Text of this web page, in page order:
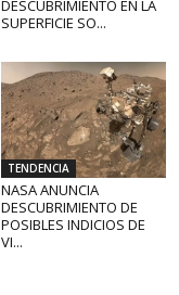
DESCUBRIMIENTO EN LA
SUPERFICIE SO...
TENDENCIA
NASA ANUNCIA
DESCUBRIMIENTO DE
POSIBLES INDICIOS DE
VI...